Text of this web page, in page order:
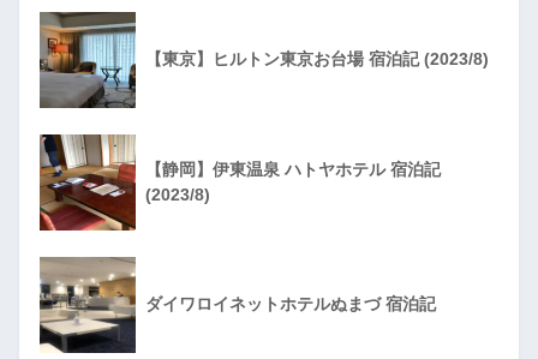
【東京】ヒルトン東京お台場 宿泊記 (2023/8)
【静岡】伊東温泉 ハトヤホテル 宿泊記
(2023/8)
ダイワロイネットホテルぬまづ 宿泊記